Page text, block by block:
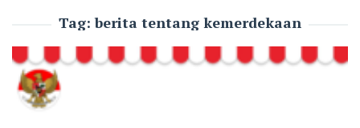
Tag:berita tentang kemerdekaan